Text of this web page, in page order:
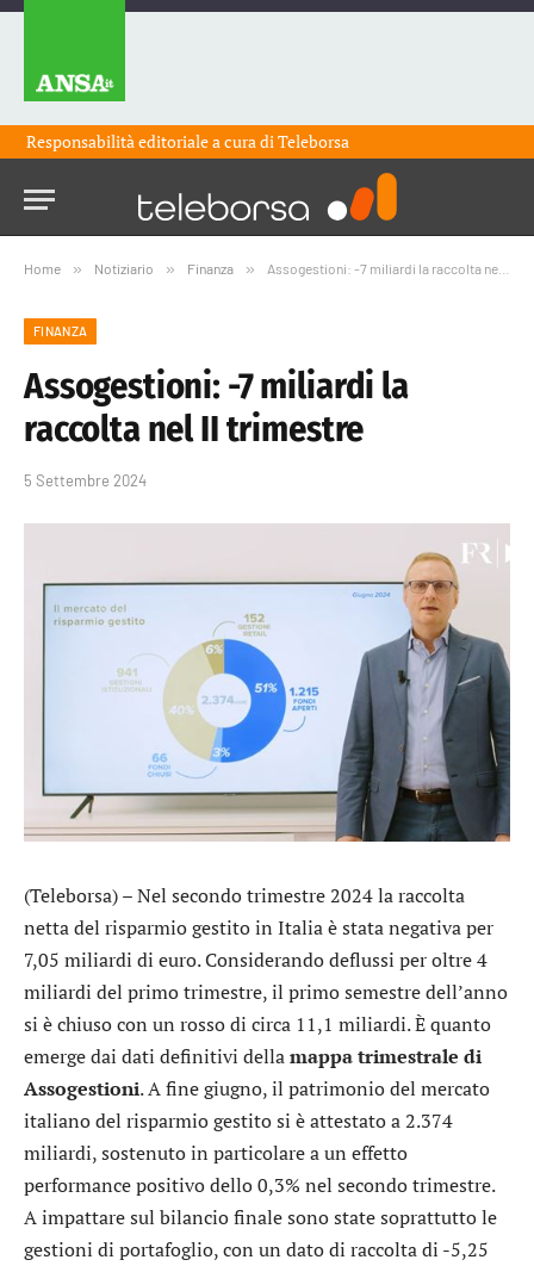
Responsabilità editoriale a cura diTeleborsa
Home » Notiziario » Finanza » Assogestioni: -7 miliardi la raccolta nel II trimestre
FINANZA
Assogestioni: -7 miliardi la
raccolta nel II trimestre
5 Settembre 2024
(Teleborsa) – Nel secondo trimestre 2024 la raccolta
netta del risparmio gestito in Italia è stata negativa per
7,05 miliardi di euro. Considerando deflussi per oltre 4
miliardi del primo trimestre, il primo semestre dell’anno
si è chiuso con un rosso di circa 11,1 miliardi. È quanto
emerge dai dati definitivi dellamappa trimestrale di
Assogestioni. A fine giugno, il patrimonio del mercato
italiano del risparmio gestito si è attestato a 2.374
miliardi, sostenuto in particolare a un effetto
performance positivo dello 0,3% nel secondo trimestre.
A impattare sul bilancio finale sono state soprattutto le
gestioni di portafoglio, con un dato di raccolta di -5,25